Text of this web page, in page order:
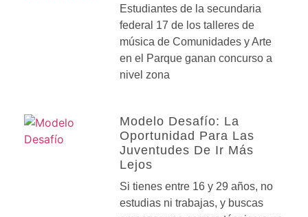
Estudiantes de la secundaria
federal 17 de los talleres de
música de Comunidades y Arte
en el Parque ganan concurso a
nivel zona
Modelo Desafío: La
Oportunidad Para Las
Juventudes De Ir Más
Lejos
Si tienes entre 16 y 29 años, no
estudias ni trabajas, y buscas